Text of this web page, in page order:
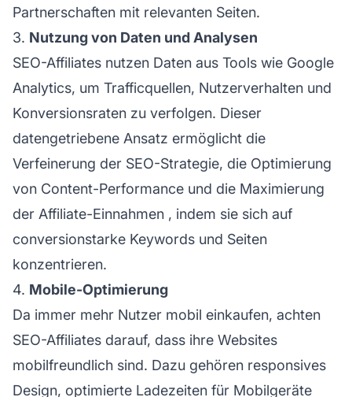
Partnerschaften mit relevanten Seiten.
3. Nutzung von Daten und Analysen
SEO-Affiliates nutzen Daten aus Tools wie Google
Analytics, um Trafficquellen, Nutzerverhalten und
Konversionsraten zu verfolgen. Dieser
datengetriebene Ansatz ermöglicht die
Verfeinerung der SEO-Strategie, die Optimierung
von Content-Performance und die Maximierung
der Affiliate-Einnahmen , indem sie sich auf
conversionstarke Keywords und Seiten
konzentrieren.
4. Mobile-Optimierung
Da immer mehr Nutzer mobil einkaufen, achten
SEO-Affiliates darauf, dass ihre Websites
mobilfreundlich sind. Dazu gehören responsives
Design, optimierte Ladezeiten für Mobilgeräte